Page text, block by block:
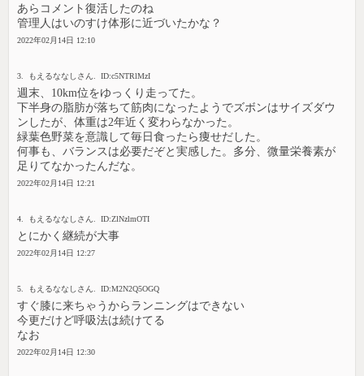
あらコメント復活したのね
管理人はいのすけ体形に近づいたかな？
2022年02月14日 12:10
3. もえるななしさん. ID:c5NTRlMzI
週末、10km位をゆっくり走ってた。
下半身の脂肪が落ちて筋肉になったようでズボンはサイズダウ
ンしたが、体重は2年近く変わらなかった。
緑葉色野菜を意識して毎日食ったら痩せだした。
何事も、バランスは必要だぞと実感した。多分、微量栄養素が
足りてなかったんだな。
2022年02月14日 12:21
4. もえるななしさん. ID:ZlNzlmOTI
とにかく継続が大事
2022年02月14日 12:27
5. もえるななしさん. ID:M2N2Q5OGQ
すぐ膝に来ちゃうからランニングはできない
今更だけど呼吸法は続けてる
なお
2022年02月14日 12:30